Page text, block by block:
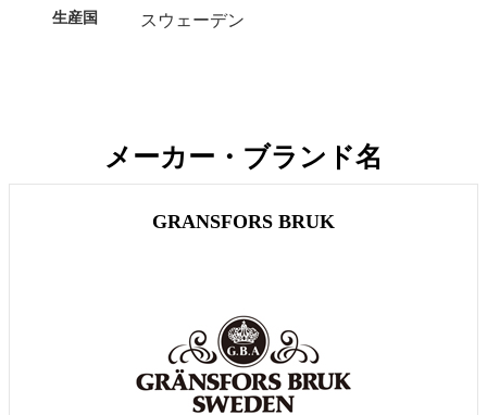
生産国 スウェーデン
メーカー・ブランド名
GRANSFORS BRUK